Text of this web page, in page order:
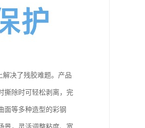
决了残胶难题。产品
撕除时可轻松剥离，完
面等多种造型的彩钢